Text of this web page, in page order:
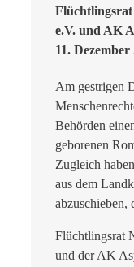
Flüchtlingsrat
e.V. und AK
11. Dezember
Am gestrigen
Behörden
geborenen
Zugleich
aus dem
abzuschieben,
Flüchtlingsrat
und der AK